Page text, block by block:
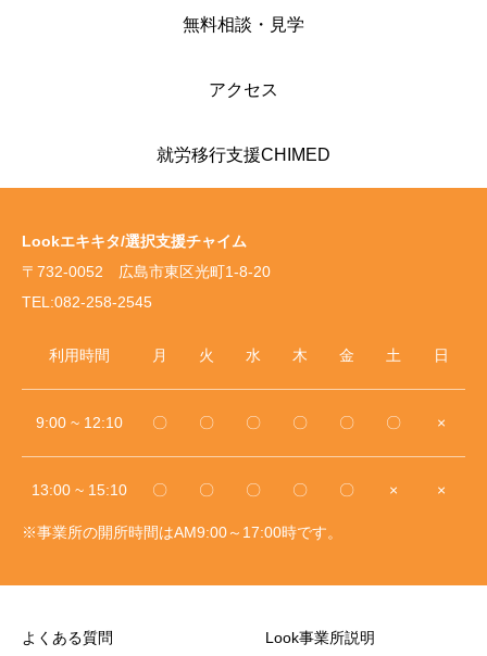
無料相談・見学
アクセス
就労移行支援CHIMED
Lookエキキタ/選択支援チャイム
〒732-0052 広島市東区光町1-8-20
TEL:082-258-2545
利用時間 月 火 水 木 金 土 日
9:00 ~ 12:10 〇 〇 〇 〇 〇 〇 ×
13:00 ~ 15:10 〇 〇 〇 〇 〇 × ×
※事業所の開所時間はAM9:00～17:00時です。
よくある質問 Look事業所説明